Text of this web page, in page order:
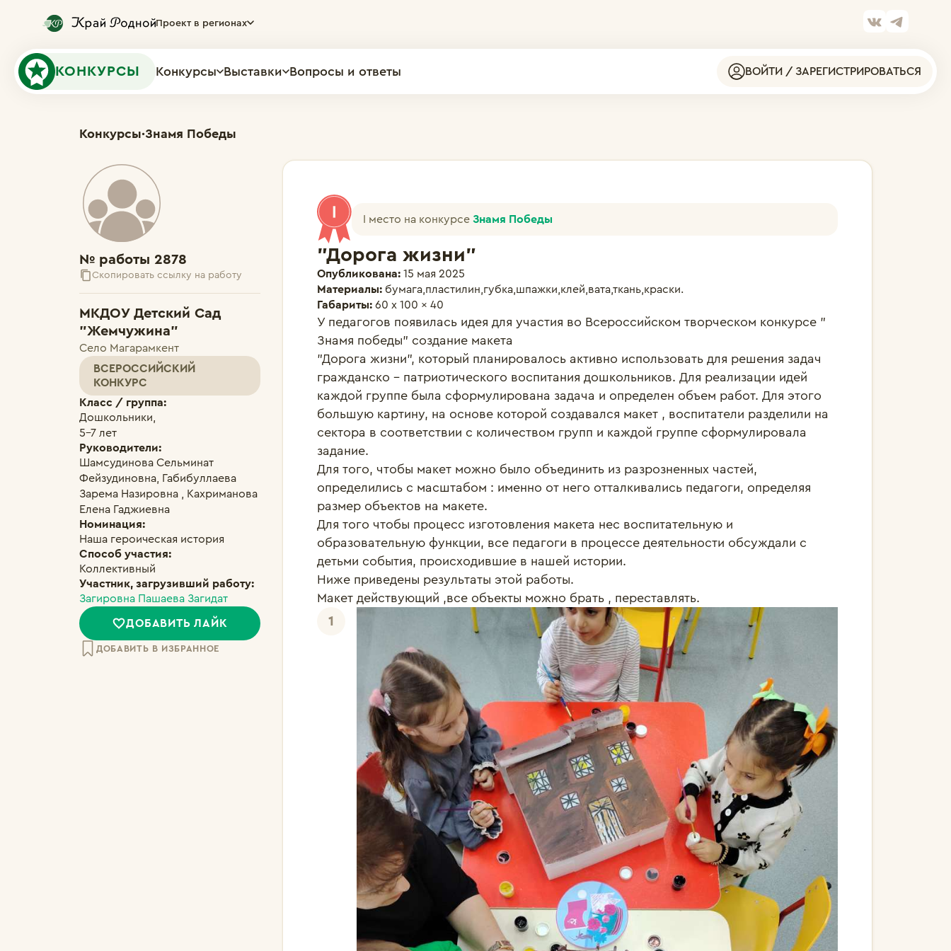
Проект в регионах
КОНКУРСЫ Конкурсы Выставки Вопросы и ответы ВОЙТИ / ЗАРЕГИСТРИРОВАТЬСЯ
Конкурсы·Знамя Победы
№ работы 2878
Скопировать ссылку на работу
МКДОУ Детский Сад
"Жемчужина"
Село Магарамкент
ВСЕРОССИЙСКИЙ
КОНКУРС
Класс / группа:
Дошкольники,
5-7 лет
Руководители:
Шамсудинова Сельминат
Фейзудиновна, Габибуллаева
Зарема Назировна , Кахриманова
Елена Гаджиевна
Номинация:
Наша героическая история
Способ участия:
Коллективный
Участник, загрузивший работу:
Загировна Пашаева Загидат
ДОБАВИТЬ ЛАЙК
ДОБАВИТЬ В ИЗБРАННОЕ
I место на конкурсе Знамя Победы
"Дорога жизни"
Опубликована: 15 мая 2025
Материалы: бумага,пластилин,губка,шпажки,клей,вата,ткань,краски.
Габариты: 60 x 100 x 40
У педагогов появилась идея для участия во Всероссийском творческом конкурсе "
Знамя победы" создание макета
"Дорога жизни", который планировалось активно использовать для решения задач
гражданско - патриотического воспитания дошкольников. Для реализации идей
каждой группе была сформулирована задача и определен объем работ. Для этого
большую картину, на основе которой создавался макет , воспитатели разделили на
сектора в соответствии с количеством групп и каждой группе сформулировала
задание.
Для того, чтобы макет можно было объединить из разрозненных частей,
определились с масштабом : именно от него отталкивались педагоги, определяя
размер объектов на макете.
Для того чтобы процесс изготовления макета нес воспитательную и
образовательную функции, все педагоги в процессе деятельности обсуждали с
детьми события, происходившие в нашей истории.
Ниже приведены результаты этой работы.
Макет действующий ,все объекты можно брать , переставлять.
1